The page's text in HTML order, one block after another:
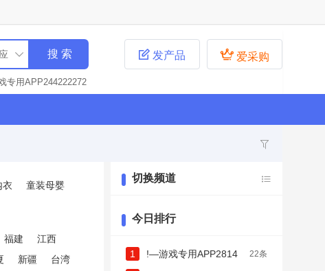
专用APP244222272
专用APP284444447
!—
!—游戏专用
!—游戏专用APP22826
!—游戏专用APP228
 爱采购
 发产品
衣
童装母婴
福建
江西
新疆
台湾
切换频道
今日排行
22条
1
!—游戏专用APP2814